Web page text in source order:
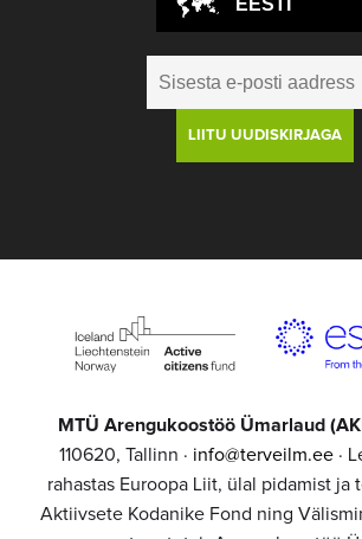
MTÜ Arengukoostöö Ümarlaud
110620, Tallinn · info@terveilm.ee·
rahastas Euroopa Liit, ülal pidamist ja
Aktiivsete Kodanike Fond ning